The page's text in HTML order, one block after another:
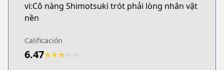
vi:Cô nàng Shimotsuki trót phải lòng nhân vật
nền
Calificación
6.47★★★